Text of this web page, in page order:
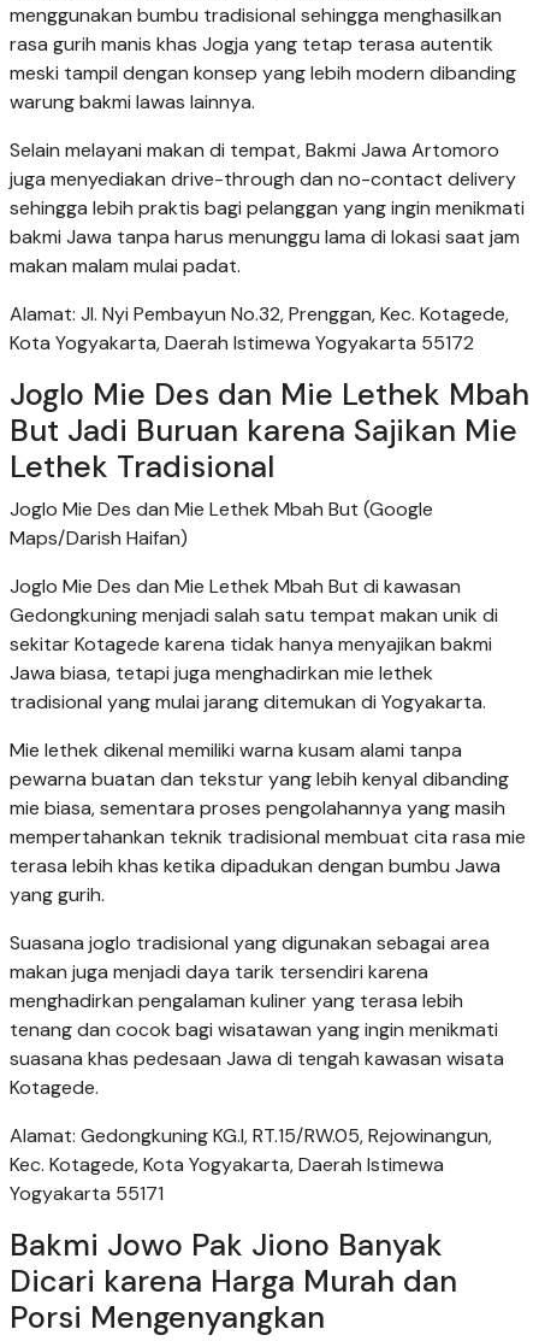
menggunakan bumbu tradisional sehingga menghasilkan
rasa gurih manis khas Jogja yang tetap terasa autentik
meski tampil dengan konsep yang lebih modern dibanding
warung bakmi lawas lainnya.
Selain melayani makan di tempat, Bakmi Jawa Artomoro
juga menyediakan drive-through dan no-contact delivery
sehingga lebih praktis bagi pelanggan yang ingin menikmati
bakmi Jawa tanpa harus menunggu lama di lokasi saat jam
makan malam mulai padat.
Alamat: Jl. Nyi Pembayun No.32, Prenggan, Kec. Kotagede,
Kota Yogyakarta, Daerah Istimewa Yogyakarta 55172
Joglo Mie Des dan Mie Lethek Mbah
But Jadi Buruan karena Sajikan Mie
Lethek Tradisional
Joglo Mie Des dan Mie Lethek Mbah But (Google
Maps/Darish Haifan)
Joglo Mie Des dan Mie Lethek Mbah But di kawasan
Gedongkuning menjadi salah satu tempat makan unik di
sekitar Kotagede karena tidak hanya menyajikan bakmi
Jawa biasa, tetapi juga menghadirkan mie lethek
tradisional yang mulai jarang ditemukan di Yogyakarta.
Mie lethek dikenal memiliki warna kusam alami tanpa
pewarna buatan dan tekstur yang lebih kenyal dibanding
mie biasa, sementara proses pengolahannya yang masih
mempertahankan teknik tradisional membuat cita rasa mie
terasa lebih khas ketika dipadukan dengan bumbu Jawa
yang gurih.
Suasana joglo tradisional yang digunakan sebagai area
makan juga menjadi daya tarik tersendiri karena
menghadirkan pengalaman kuliner yang terasa lebih
tenang dan cocok bagi wisatawan yang ingin menikmati
suasana khas pedesaan Jawa di tengah kawasan wisata
Kotagede.
Alamat: Gedongkuning KG.l, RT.15/RW.05, Rejowinangun,
Kec. Kotagede, Kota Yogyakarta, Daerah Istimewa
Yogyakarta 55171
Bakmi Jowo Pak Jiono Banyak
Dicari karena Harga Murah dan
Porsi Mengenyangkan